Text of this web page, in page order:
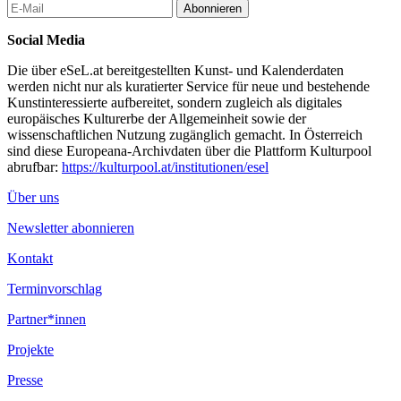
Abonnieren
Social Media
Die über eSeL.at bereitgestellten Kunst- und Kalenderdaten
werden nicht nur als kuratierter Service für neue und bestehende
Kunstinteressierte aufbereitet, sondern zugleich als digitales
europäisches Kulturerbe der Allgemeinheit sowie der
wissenschaftlichen Nutzung zugänglich gemacht. In Österreich
sind diese Europeana-Archivdaten über die Plattform Kulturpool
abrufbar: https://kulturpool.at/institutionen/esel
Über uns
Newsletter abonnieren
Kontakt
Terminvorschlag
Partner*innen
Projekte
Presse